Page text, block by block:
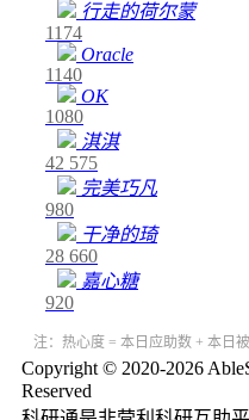
行走的荷尔蒙
1174
Oracle
1140
OK
1080
淇淇
42 575
完美巧凡
980
干净的琦
28 660
嘉心糖
920
注：热心度 = 本日应助数 + 本日
Copyright © 2020-2026
Reserved